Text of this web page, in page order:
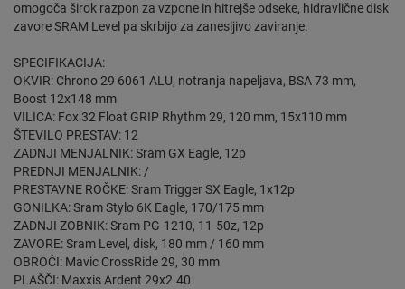
omogoča širok razpon za vzpone in hitrejše odseke, hidravlične disk
zavore SRAM Level pa skrbijo za zanesljivo zaviranje.
SPECIFIKACIJA:
OKVIR: Chrono 29 6061 ALU, notranja napeljava, BSA 73 mm,
Boost 12x148 mm
VILICA: Fox 32 Float GRIP Rhythm 29, 120 mm, 15x110 mm
ŠTEVILO PRESTAV: 12
ZADNJI MENJALNIK: Sram GX Eagle, 12p
PREDNJI MENJALNIK: /
PRESTAVNE ROČKE: Sram Trigger SX Eagle, 1x12p
GONILKA: Sram Stylo 6K Eagle, 170/175 mm
ZADNJI ZOBNIK: Sram PG-1210, 11-50z, 12p
ZAVORE: Sram Level, disk, 180 mm / 160 mm
OBROČI: Mavic CrossRide 29, 30 mm
PLAŠČI: Maxxis Ardent 29x2.40